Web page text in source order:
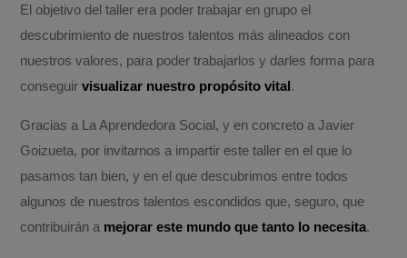
El objetivo del taller era poder trabajar en grupo el
descubrimiento de nuestros talentos más alineados con
nuestros valores, para poder trabajarlos y darles forma para
conseguirvisualizar nuestro propósito vital.
Gracias a La Aprendedora Social, y en concreto a Javier
Goizueta, por invitarnos a impartir este taller en el que lo
pasamos tan bien, y en el que descubrimos entre todos
algunos de nuestros talentos escondidos que, seguro, que
contribuirán a mejorar este mundo que tanto lo necesita.